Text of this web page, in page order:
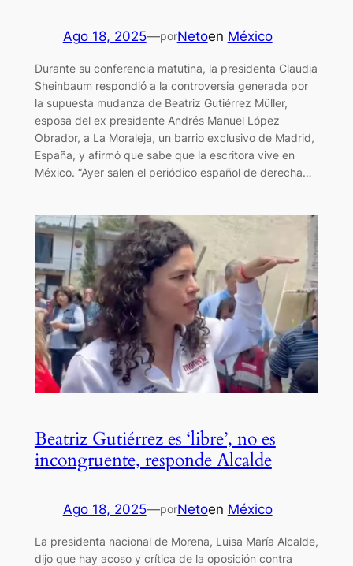
Ago 18, 2025—porNetoen México
Durante su conferencia matutina, la presidenta Claudia
Sheinbaum respondió a la controversia generada por
la supuesta mudanza de Beatriz Gutiérrez Müller,
esposa del ex presidente Andrés Manuel López
Obrador, a La Moraleja, un barrio exclusivo de Madrid,
España, y afirmó que sabe que la escritora vive en
México. “Ayer salen el periódico español de derecha…
Beatriz Gutiérrez es ‘libre’, no es
incongruente, responde Alcalde
Ago 18, 2025—porNetoen México
La presidenta nacional de Morena, Luisa María Alcalde,
dijo que hay acoso y crítica de la oposición contra